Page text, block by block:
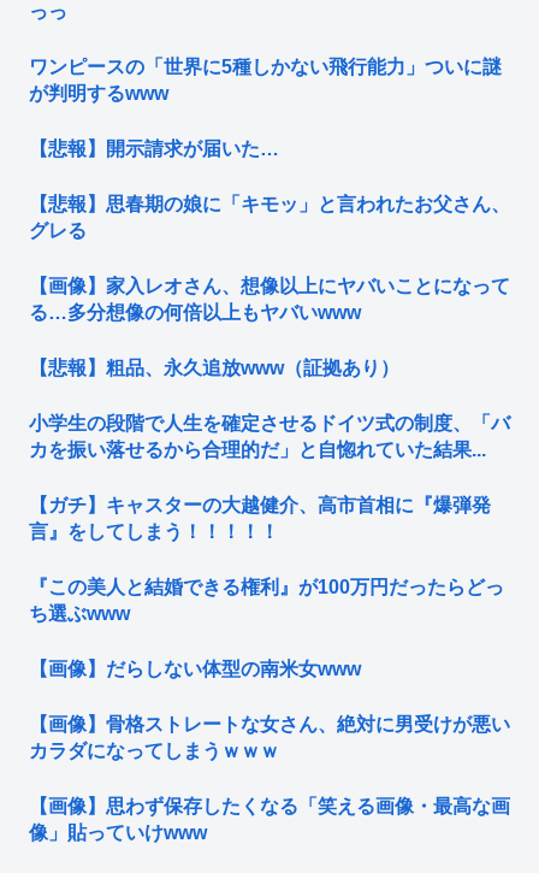
っっ
ワンピースの「世界に5種しかない飛行能力」ついに謎
が判明するwww
【悲報】開示請求が届いた…
【悲報】思春期の娘に「キモッ」と言われたお父さん、
グレる
【画像】家入レオさん、想像以上にヤバいことになって
る…多分想像の何倍以上もヤバいwww
【悲報】粗品、永久追放www（証拠あり）
小学生の段階で人生を確定させるドイツ式の制度、「バ
カを振い落せるから合理的だ」と自惚れていた結果...
【ガチ】キャスターの大越健介、高市首相に『爆弾発
言』をしてしまう！！！！！
『この美人と結婚できる権利』が100万円だったらどっ
ち選ぶwww
【画像】だらしない体型の南米女www
【画像】骨格ストレートな女さん、絶対に男受けが悪い
カラダになってしまうｗｗｗ
【画像】思わず保存したくなる「笑える画像・最高な画
像」貼っていけwww